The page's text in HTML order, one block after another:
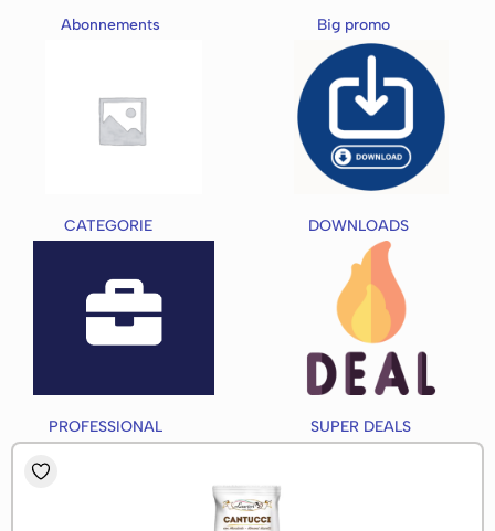
Abonnements Big promo
CATEGORIE DOWNLOADS
PROFESSIONAL SUPER DEALS